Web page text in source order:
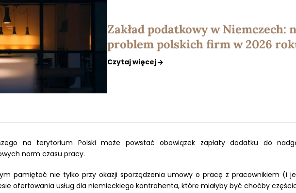
Zakład podatkowy w Niemczech:
problem polskich firm w 2026
Czytaj więcej
na terytorium Polski może powstać obowiązek zapłaty dodatku do
norm czasu pracy.
pamiętać nie tylko przy okazji sporządzenia umowy o pracę z pracownikiem (i
ofertowania usług dla niemieckiego kontrahenta, które miałyby być choćby